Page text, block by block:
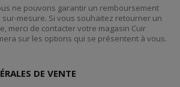
ne pouvons garantir un remboursement
mesure. Si vous souhaitez retourner un
merci de contacter votre magasin Cuir
sur les options qui se présentent à vous.
DE VENTE